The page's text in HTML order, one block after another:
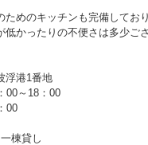
めのキッチンも完備しており
低かったりの不便さは多少ご
浮港1番地
00～18：00
00
棟貸し